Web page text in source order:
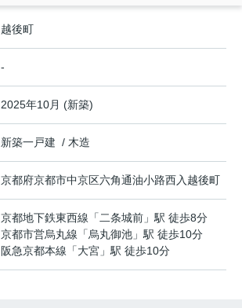
越後町
-
2025年10月 (新築)
新築一戸建 / 木造
京都府京都市中京区六角通油小路西入 越後町
京都地下鉄東西線 「 二条城前 」駅 徒歩8分
京都市営烏丸線 「烏丸御池 」駅 徒歩10分
阪急京都本線 「大宮 」駅 徒歩10分